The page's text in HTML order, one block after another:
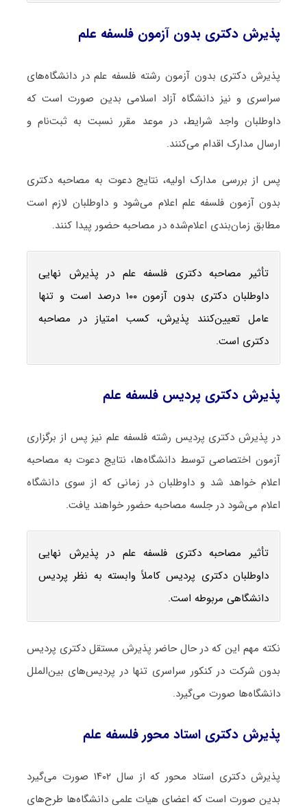
پذیرش دکتری بدون آزمون فلسفه علم
پذیرش دکتری بدون آزمون رشته فلسفه علم در دانشگاه‌های
سراسری و نیز دانشگاه آزاد اسلامی بدین صورت است که
داوطلبان واجد شرایط، در موعد مقرر نسبت به ثبت‌نام و
ارسال مدارک اقدام می‌کنند.
پس از بررسی مدارک اولیه، نتایج دعوت به مصاحبه دکتری
بدون آزمون فلسفه علم اعلام می‌شود و داوطلبان لازم است
مطابق زمان‌بندی اعلام‌شده در مصاحبه حضور پیدا کنند.
تأثیر مصاحبه دکتری فلسفه علم در پذیرش نهایی
داوطلبان دکتری بدون آزمون ۱۰۰ درصد است و تنها
عامل تعیین‌کنند پذیرش، کسب امتیاز در مصاحبه
دکتری است.
پذیرش دکتری پردیس فلسفه علم
در پذیرش دکتری پردیس رشته فلسفه علم نیز پس از برگزاری
آزمون اختصاصی توسط دانشگاه‌ها، نتایج دعوت به مصاحبه
اعلام خواهد شد و داوطلبان در زمانی که از سوی دانشگاه
اعلام می‌شود در جلسه مصاحبه حضور خواهند یافت.
تأثیر مصاحبه دکتری فلسفه علم در پذیرش نهایی
داوطلبان دکتری پردیس کاملاً وابسته به نظر پردیس
دانشگاهی مربوطه است.
نکته مهم این که در حال حاضر پذیرش مستقل دکتری پردیس
بدون شرکت در کنکور سراسری تنها در پردیس‌های بین‌الملل
دانشگاه‌ها صورت می‌گیرد.
پذیرش دکتری استاد محور فلسفه علم
پذیرش دکتری استاد محور که از سال ۱۴۰۲ صورت می‌گیرد
بدین صورت است که اعضای هیات علمی دانشگاه‌ها طرح‌های